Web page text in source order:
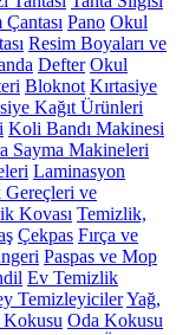
Pano Okul
Resim Boyaları ve
Defter Okul
Bloknot Kırtasiye
Kağıt Ürünleri
Koli Bandı Makinesi
Sayma Makineleri
Laminasyon
ve
Kovası Temizlik,
Çekpas Fırça ve
Paspas ve Mop
Ev Temizlik
TemizleyicilerYağ,
Oda Kokusu